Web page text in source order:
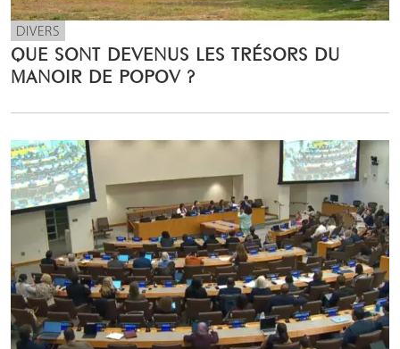
DIVERS
QUE SONT DEVENUS LES TRÉSORS DU
MANOIR DE POPOV ?